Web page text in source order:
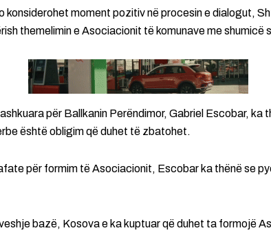
konsiderohet moment pozitiv në procesin e dialogut,
themelimin e Asociacionit të komunave me shumicë
për Ballkanin Perëndimor, Gabriel Escobar, ka
është obligim që duhet të zbatohet.
për formim të Asociacionit, Escobar ka thënë se
bazë, Kosova e ka kuptuar që duhet ta formojë